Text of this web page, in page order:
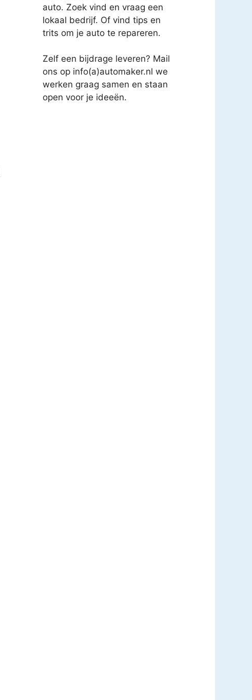
auto. Zoek vind en vraag een
lokaal bedrijf. Of vind tips en
trits om je auto te repareren.
Zelf een bijdrage leveren? Mail
ons op info(a)automaker.nl we
werken graag samen en staan
open voor je ideeën.